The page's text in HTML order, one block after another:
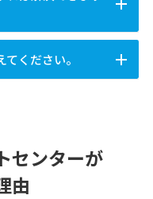
児玉郡神川町
南埼玉郡宮代町
町
夷隅郡大多喜町
足柄市 綾瀬市
原町 愛甲郡愛川町
ミや評判をチェックし
ている業者を見つけま
業者に依頼することが
異物が原因となること
ー(すっぽん）を使っ
ください。
です。
センターが
由